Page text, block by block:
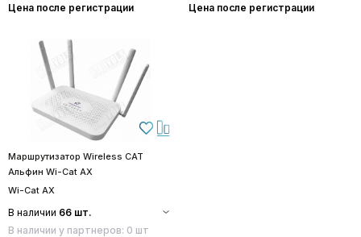
Цена после регистрации
Цена после регистрации
Маршрутизатор Wireless CAT
Альфин Wi-Cat AX
Wi-Cat AX
В наличии 66 шт.
В наличии у партнеров: 0 шт